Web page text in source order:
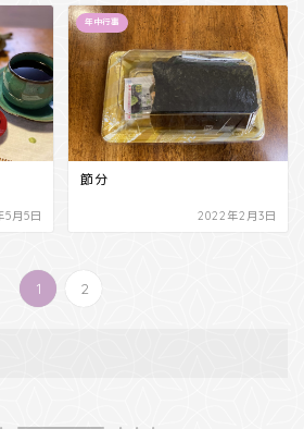
月5日
年中行事
節分
2022年2月3日
1 2